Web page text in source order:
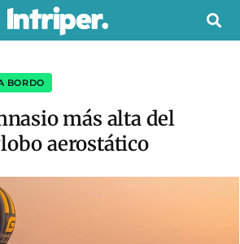
BORDO
más alta del
aerostático